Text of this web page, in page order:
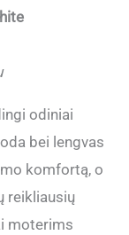
odiniai
bei lengvas
komfortą, o
reikliausių
moterims